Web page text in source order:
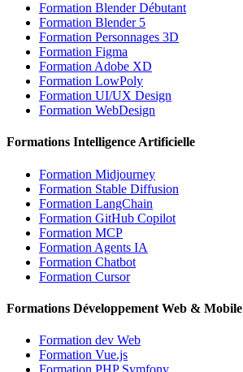
Formation Blender Débutant
Formation Blender 5
Formation Personnages 3D
Formation Figma
Formation Adobe XD
Formation LowPoly
Formation UI/UX Design
Formation WebDesign
Formations Intelligence Artificielle
Formation Midjourney
Formation Stable Diffusion
Formation LangChain
Formation GitHub Copilot
Formation MCP
Formation Agents IA
Formation Chatbot
Formation Cursor
Formations Développement Web & Mobile
Formation dev Web
Formation Vue.js